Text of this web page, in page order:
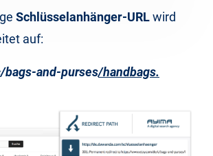
Schlüsselanhänger-URLwird
auf:
and-purses/handbags.